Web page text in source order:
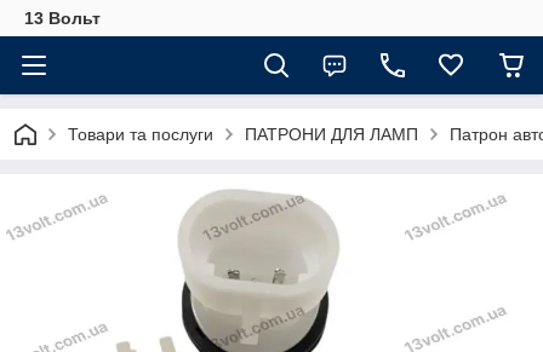
13 Вольт
Товари та послуги ПАТРОНИ ДЛЯ ЛАМП Патрон